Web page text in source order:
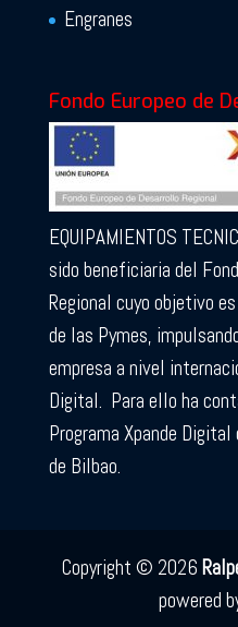
Engranes
Fondo Europeo de
EQUIPAMIENTOS
sido beneficiaria del
Regional cuyo objetivo
de las Pymes,
empresa a nivel
Digital. Para ello ha
Programa Xpande Digital
de Bilbao.
Copyright © 2026
powered